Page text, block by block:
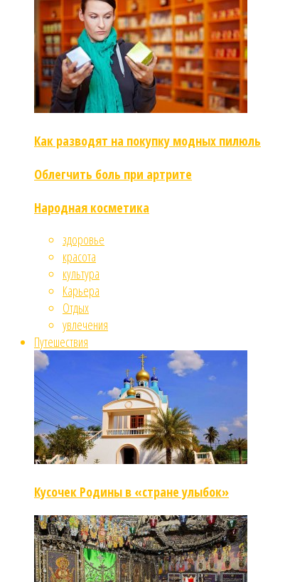
Как разводят на покупку модных пилюль
Облегчить боль при артрите
Народная косметика
здоровье
красота
культура
Карьера
Отдых
увлечения
Путешествия
Кусочек Родины в «стране улыбок»